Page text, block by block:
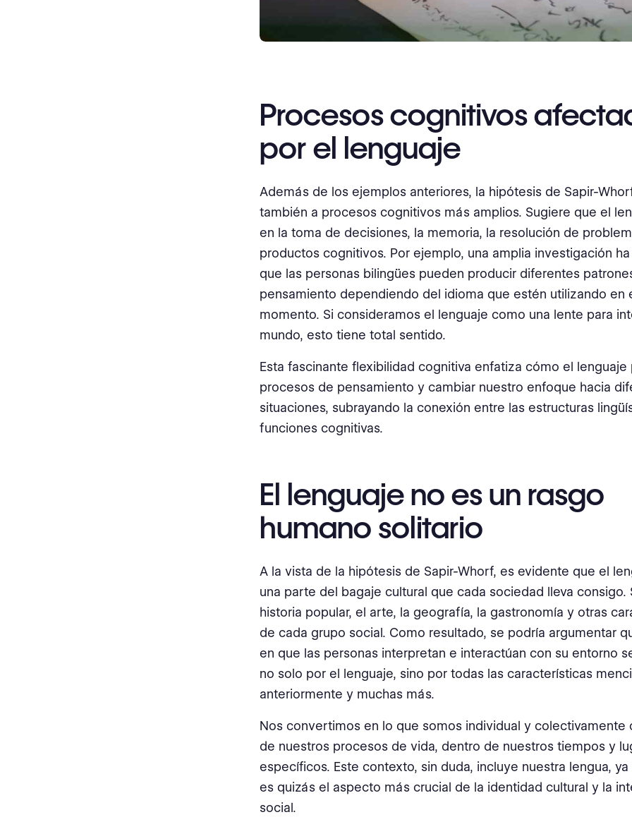
Procesos cognitivos
por el lenguaje
Además de los ejemplos anteriores, la hipótesis de Sapir-
también a procesos cognitivos más amplios. Sugiere que el
en la toma de decisiones, la memoria, la resolución de
productos cognitivos. Por ejemplo, una amplia investigación
que las personas bilingües pueden producir diferentes
pensamiento dependiendo del idioma que estén utilizando en
momento. Si consideramos el lenguaje como una lente para
mundo, esto tiene total sentido.
Esta fascinante flexibilidad cognitiva enfatiza cómo el
procesos de pensamiento y cambiar nuestro enfoque hacia
situaciones, subrayando la conexión entre las estructuras
funciones cognitivas.
El lenguaje no es un rasgo
humano solitario
A la vista de la hipótesis de Sapir-Whorf, es evidente que el
una parte del bagaje cultural que cada sociedad lleva consigo.
historia popular, el arte, la geografía, la gastronomía y otras
de cada grupo social. Como resultado, se podría argumentar
en que las personas interpretan e interactúan con su entorno
no solo por el lenguaje, sino por todas las características
anteriormente y muchas más.
Nos convertimos en lo que somos individual y colectivamente
de nuestros procesos de vida, dentro de nuestros tiempos y
específicos. Este contexto, sin duda, incluye nuestra lengua,
es quizás el aspecto más crucial de la identidad cultural y la
social.